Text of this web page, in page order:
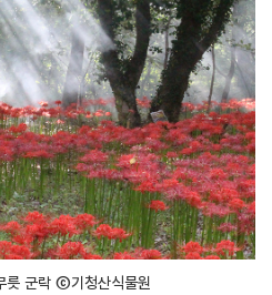
릇 군락 ⓒ기청산식물원